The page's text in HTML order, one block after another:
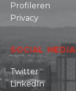
Profileren
Privacy
SOCIAL MEDIA
Twitter
LinkedIn